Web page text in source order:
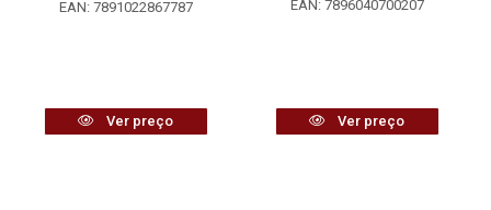
EAN: 7891022867787
Ver preço
EAN: 7896040700207
Ver preço